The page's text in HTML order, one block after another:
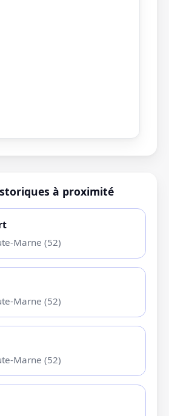
à proximité
Marne (52)
Marne (52)
Marne (52)